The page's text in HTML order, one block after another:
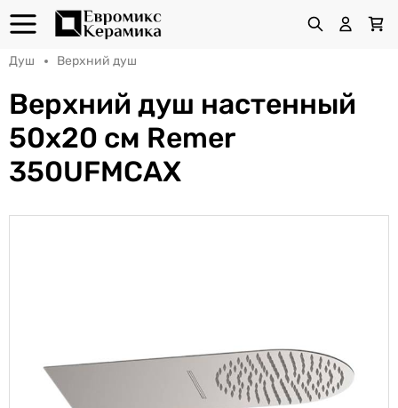
Душ Верхний душ
Верхний душ настенный
50x20 см Remer
350UFMCAX